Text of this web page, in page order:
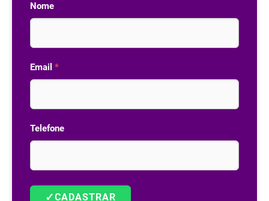
Nome
Email *
Telefone
✓CADASTRAR